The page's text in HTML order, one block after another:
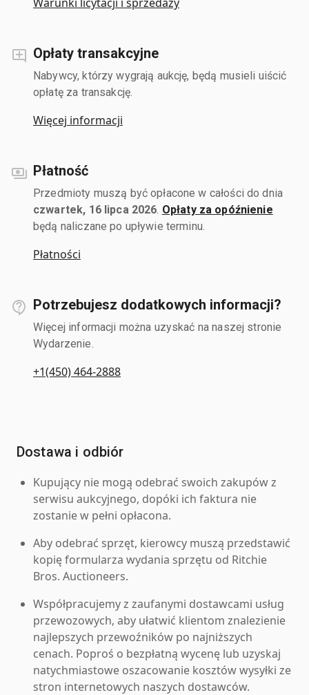
Opłaty transakcyjne
Nabywcy, którzy wygrają aukcję, będą musieli uiścić
opłatę za transakcję.
Więcej informacji
Płatność
Przedmioty muszą być opłacone w całości do dnia
czwartek, 16 lipca 2026 Opłaty za opóźnienie
będą naliczane po upływie terminu.
Płatności
Potrzebujesz dodatkowych informacji?
Więcej informacji można uzyskać na naszej stronie
Wydarzenie.
+1(450) 464-2888
Dostawa i odbiór
Kupujący nie mogą odebrać swoich zakupów z
serwisu aukcyjnego, dopóki ich faktura nie
zostanie w pełni opłacona.
Aby odebrać sprzęt, kierowcy muszą przedstawić
kopię formularza wydania sprzętu od Ritchie
Bros. Auctioneers.
Współpracujemy z zaufanymi dostawcami usług
przewozowych, aby ułatwić klientom znalezienie
najlepszych przewoźników po najniższych
cenach. Poproś o bezpłatną wycenę lub uzyskaj
natychmiastowe oszacowanie kosztów wysyłki ze
stron internetowych naszych dostawców.